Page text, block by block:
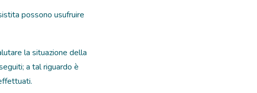
possono usufruire
la situazione della
a tal riguardo è